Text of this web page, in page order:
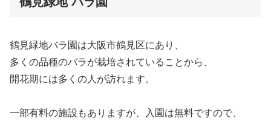
鶴見緑地バラ園は大阪市鶴見区にあり、
多くの品種のバラが栽培されていることから、
開花期には多くの人が訪れます。
一部有料の施設もありますが、入園は無料ですので、